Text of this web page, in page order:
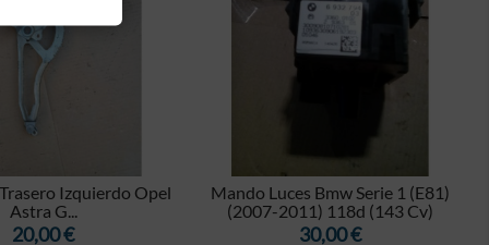
Izquierdo Opel
Astra G...
Precio
20,00 €
Mando Luces Bmw Serie 1 (E81)
(2007-2011) 118d (143 Cv)
Precio
30,00 €